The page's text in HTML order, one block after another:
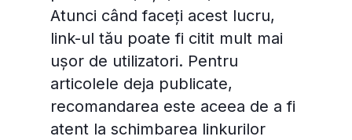
Atunci când faceți acest lucru,
link-ul tău poate fi citit mult mai
ușor de utilizatori. Pentru
articolele deja publicate,
recomandarea este aceea de a fi
atent la schimbarea linkurilor